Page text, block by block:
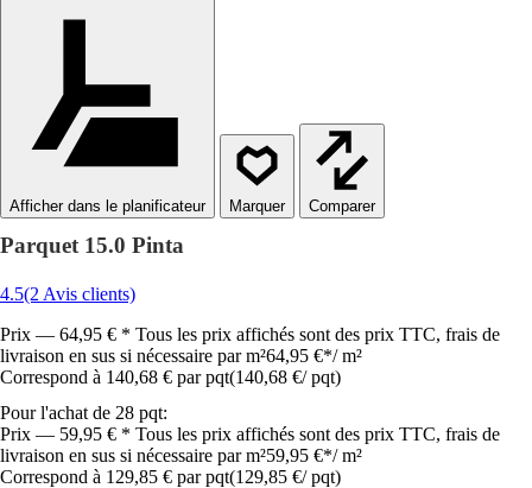
Afficher dans le planificateur Comparer
Parquet 15.0 Pinta
4.5(2 Avis clients)
Prix — 64,95 € * Tous les prix affichés sont des prix TTC, frais de
livraison en sus si nécessaire par m²64,95 €*/ m²
Correspond à 140,68 € par pqt(140,68 €/ pqt)
Pour l'achat de 28 pqt:
Prix — 59,95 € * Tous les prix affichés sont des prix TTC, frais de
livraison en sus si nécessaire par m²59,95 €*/ m²
Correspond à 129,85 € par pqt(129,85 €/ pqt)